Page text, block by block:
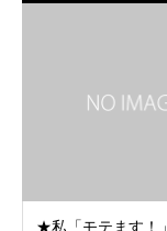
★私「モテます！」